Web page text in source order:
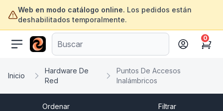
Web en modo catálogo online. Los pedidos están
deshabilitados temporalmente.
ofertasinformatica.com
Cart
0
Inicio
Hardware De
Red
Puntos De Accesos
Inalámbricos
Ordenar
Filtrar